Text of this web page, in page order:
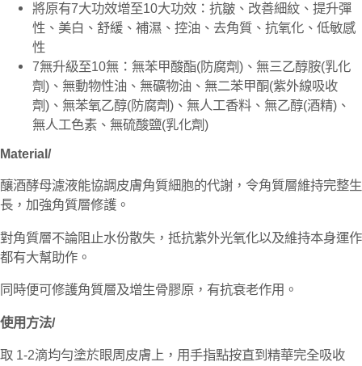
將原有7大功效增至10大功效：抗皺、改善細紋、提升彈
性、美白、舒緩、補濕、控油、去角質、抗氧化、低敏感
性
7無升級至10無：無苯甲酸酯(防腐劑)、無三乙醇胺(乳化
劑)、無動物性油、無礦物油、無二苯甲酮(紫外線吸收
劑)、無苯氧乙醇(防腐劑)、無人工香料、無乙醇(酒精)、
無人工色素、無硫酸鹽(乳化劑)
Material/
釀酒酵母濾液能協調皮膚角質細胞的代謝，令角質層維持完整生
長，加強角質層修護。
對角質層不論阻止水份散失，抵抗紫外光氧化以及維持本身運作
都有大幫助作。
同時便可修護角質層及增生骨膠原，有抗衰老作用。
使用方法/
取 1-2滴均勻塗於眼周皮膚上，用手指點按直到精華完全吸收